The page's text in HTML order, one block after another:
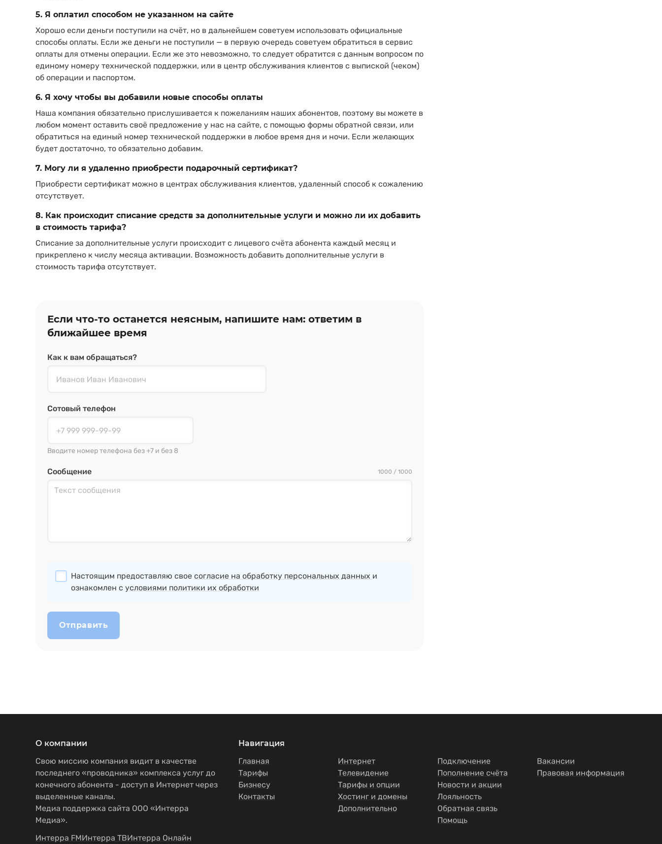
5. Я оплатил способом не указанном на сайте
Хорошо если деньги поступили на счёт, но в дальнейшем советуем использовать официальные
способы оплаты. Если же деньги не поступили — в первую очередь советуем обратиться в сервис
оплаты для отмены операции. Если же это невозможно, то следует обратится с данным вопросом по
единому номеру технической поддержки, или в центр обслуживания клиентов с выпиской (чеком)
об операции и паспортом.
6. Я хочу чтобы вы добавили новые способы оплаты
Наша компания обязательно прислушивается к пожеланиям наших абонентов, поэтому вы можете в
любом момент оставить своё предложение у нас на сайте, с помощью формы обратной связи, или
обратиться на единый номер технической поддержки в любое время дня и ночи. Если желающих
будет достаточно, то обязательно добавим.
7. Могу ли я удаленно приобрести подарочный сертификат?
Приобрести сертификат можно в центрах обслуживания клиентов, удаленный способ к сожалению
отсутствует.
8. Как происходит списание средств за дополнительные услуги и можно ли их добавить
в стоимость тарифа?
Списание за дополнительные услуги происходит с лицевого счёта абонента каждый месяц и
прикреплено к числу месяца активации. Возможность добавить дополнительные услуги в
стоимость тарифа отсутствует.
Если что‑то останется неясным, напишите нам: ответим в
ближайшее время
Как к вам обращаться?
Сотовый телефон
Вводите номер телефона без +7 и без 8
Сообщение 1000 / 1000
Настоящим предоставляю свое согласие на обработку персональных данных и
ознакомлен с условиями политики их обработки
Отправить
О компании
Свою миссию компания видит в качестве
последнего «проводника» комплекса услуг до
конечного абонента - доступ в Интернет через
выделенные каналы.
Медиа поддержка сайта ООО «Интерра
Медиа».
Интерра FMИнтерра ТВИнтерра Онлайн
Навигация
Главная
Тарифы
Бизнесу
Контакты
Интернет
Телевидение
Тарифы и опции
Хостинг и домены
Дополнительно
Подключение
Пополнение счёта
Новости и акции
Лояльность
Обратная связь
Помощь
Вакансии
Правовая информация